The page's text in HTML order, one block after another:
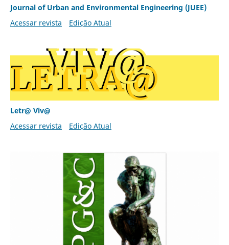
Journal of Urban and Environmental Engineering (JUEE)
Acessar revista
Edição Atual
Letr@ Viv@
Acessar revista
Edição Atual